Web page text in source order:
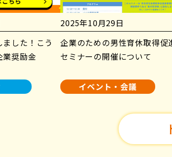
した！こう
業奨励金
2025年10月29日
企業のための男性育休取得促
セミナーの開催について
イベント・会議